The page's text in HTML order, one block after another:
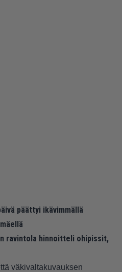
päättyi ikävimmällä
ravintola hinnoitteli ohipissit,
väkivaltakuvauksen